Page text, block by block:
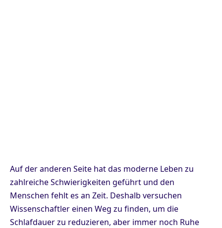
Auf der anderen Seite hat das moderne Leben zu
zahlreiche Schwierigkeiten geführt und den
Menschen fehlt es an Zeit. Deshalb versuchen
Wissenschaftler einen Weg zu finden, um die
Schlafdauer zu reduzieren, aber immer noch Ruhe